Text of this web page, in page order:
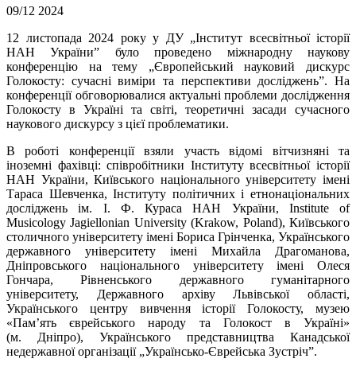
09/12 2024
12 листопада 2024 року у ДУ „Інститут всесвітньої історії
НАН України” було проведено міжнародну наукову
конференцію на тему „Європейський науковий дискурс
Голокосту: сучасні виміри та перспективи досліджень”. На
конференції обговорювалися актуальні проблеми дослідження
Голокосту в Україні та світі, теоретичні засади сучасного
наукового дискурсу з цієї проблематики.
В роботі конференції взяли участь відомі вітчизняні та
іноземні фахівці: співробітники Інституту всесвітньої історії
НАН України, Київського національного університету імені
Тараса Шевченка, Інституту політичних і етнонаціональних
досліджень ім. І. Ф. Кураса НАН України, Institute of
Musicology Jagiellonian University (Krakow, Poland), Київського
столичного університету імені Бориса Грінченка, Українського
державного університету імені Михайла Драгоманова,
Дніпровського національного університету імені Олеся
Гончара, Рівненського державного гуманітарного
університету, Державного архіву Львівської області,
Українського центру вивчення історії Голокосту, музею
«Пам’ять єврейського народу та Голокост в Україні»
(м. Дніпро), Українського представництва Канадської
недержавної організації „Українсько-Єврейська Зустріч”.